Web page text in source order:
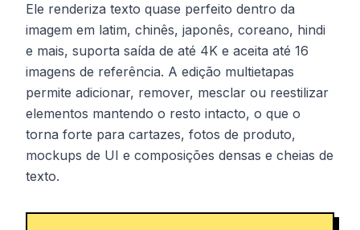
Ele renderiza texto quase perfeito dentro da
imagem em latim, chinês, japonês, coreano, hindi
e mais, suporta saída de até 4K e aceita até 16
imagens de referência. A edição multietapas
permite adicionar, remover, mesclar ou reestilizar
elementos mantendo o resto intacto, o que o
torna forte para cartazes, fotos de produto,
mockups de UI e composições densas e cheias de
texto.